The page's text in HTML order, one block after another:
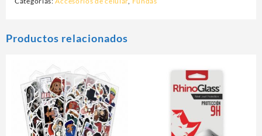
Productos relacionados